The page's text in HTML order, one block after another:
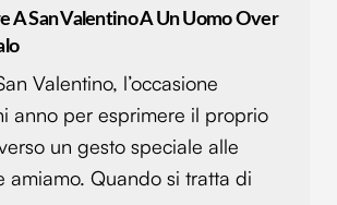
A San Valentino A Un Uomo Over
Valentino, l’occasione
anno per esprimere il proprio
un gesto speciale alle
amiamo. Quando si tratta di